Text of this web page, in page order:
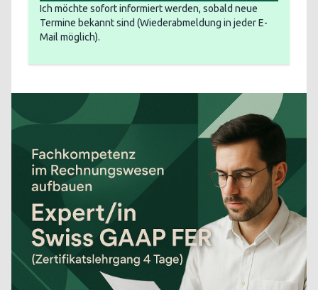
Ich möchte sofort informiert werden, sobald neue
Termine bekannt sind (Wiederabmeldung in jeder E-
Mail möglich).